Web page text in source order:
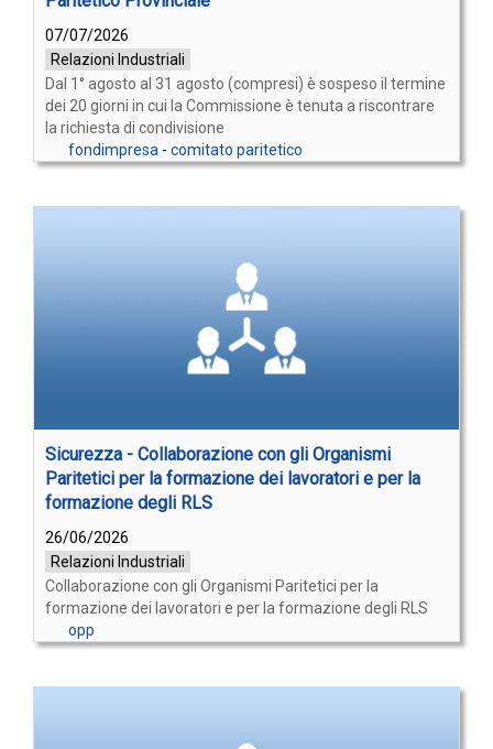
07/07/2026
Relazioni Industriali
Dal 1° agosto al 31 agosto (compresi) è sospeso il termine
dei 20 giorni in cui la Commissione è tenuta a riscontrare
la richiesta di condivisione
fondimpresa- comitato paritetico
Sicurezza - Collaborazione con gli Organismi
Paritetici per la formazione dei lavoratori e per la
formazione degli RLS
26/06/2026
Relazioni Industriali
Collaborazione con gli Organismi Paritetici per la
formazione dei lavoratori e per la formazione degli RLS
opp